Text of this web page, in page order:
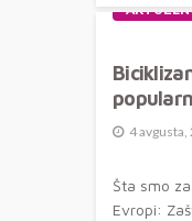
4 avgusta,
Šta smo
Evropi: